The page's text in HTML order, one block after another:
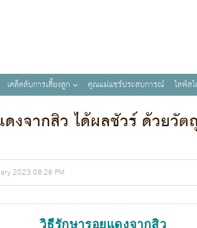
เคล็ดลับการเลี้ยงลูก คุณแม่แชร์ประสบการณ์ ไลฟ์ส
งจากสิว ได้ผลชัวร์ ด้วยวัต
2023 08:26 PM
วิธีรักษารอยแดงจากสิว